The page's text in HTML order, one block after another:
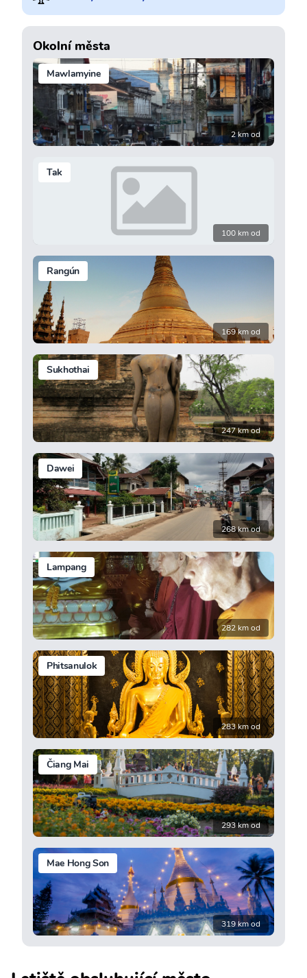
Okolní města
Mawlamyine
2 km od
Tak
100 km od
Rangún
169 km od
Sukhothai
247 km od
Dawei
268 km od
Lampang
282 km od
Phitsanulok
283 km od
Čiang Mai
293 km od
Mae Hong Son
319 km od